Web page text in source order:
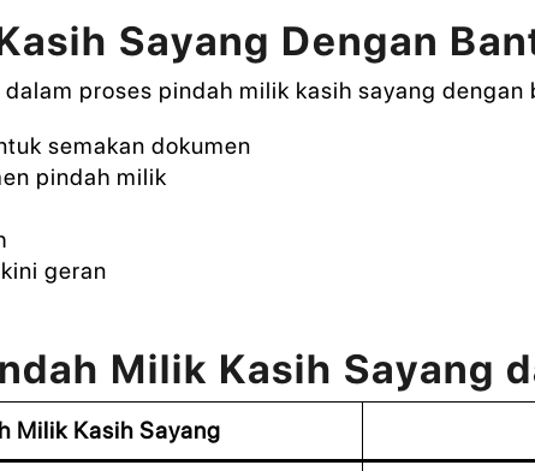
Sayang Dengan
proses pindah milik kasih sayang dengan
semakan dokumen
pindah milik
geran
Milik Kasih Sayang
Milik Kasih Sayang